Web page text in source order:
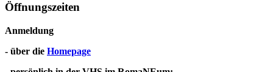
Öffnungszeiten
Anmeldung
- über die Homepage